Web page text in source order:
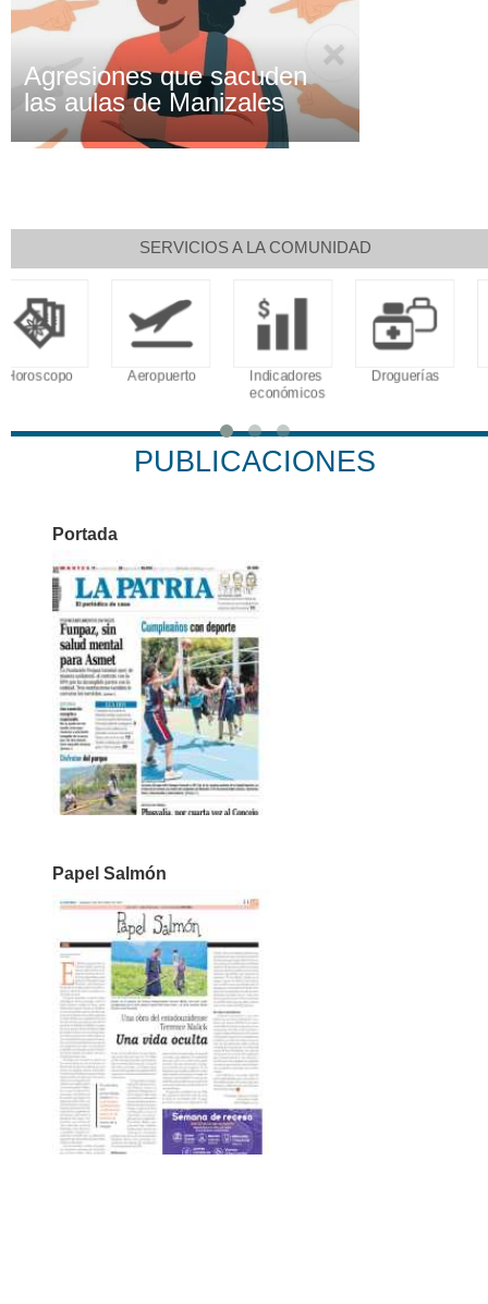
Agresiones que sacuden
las aulas de Manizales
SERVICIOS A LA COMUNIDAD
Aeropuerto
Indicadores
Droguerías Notarías
PUBLICACIONES
Portada
Papel Salmón